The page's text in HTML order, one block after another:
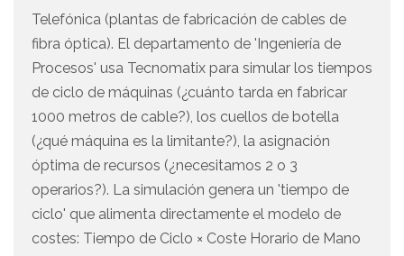
Telefónica (plantas de fabricación de cables de
fibra óptica). El departamento de 'Ingeniería de
Procesos' usa Tecnomatix para simular los tiempos
de ciclo de máquinas (¿cuánto tarda en fabricar
1000 metros de cable?), los cuellos de botella
(¿qué máquina es la limitante?), la asignación
óptima de recursos (¿necesitamos 2 o 3
operarios?). La simulación genera un 'tiempo de
ciclo' que alimenta directamente el modelo de
costes: Tiempo de Ciclo × Coste Horario de Mano